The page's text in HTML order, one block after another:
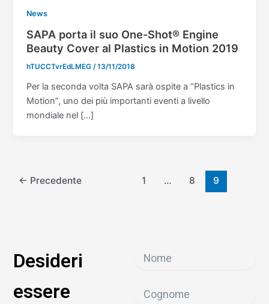
News
SAPA porta il suo One-Shot® Engine
Beauty Cover al Plastics in Motion 2019
hTUCCTvrEdLMEG/13/11/2018
Per la seconda volta SAPA sarà ospite a “Plastics in
Motion”, uno dei più importanti eventi a livello
mondiale nel […]
← Precedente 1 … 8 9
Desideri
essere